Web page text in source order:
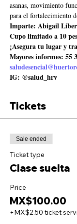
asanas, movimiento
para el fortalecimiento
Imparte: Abigail
Cupo limitado a 10
¡Asegura tu lugar y
Mayores informes: 55
IG: @salud_hrv
Tickets
Sale ended
Ticket type
Clase suelta
Price
MX$100.00
+MX$2.50 ticket